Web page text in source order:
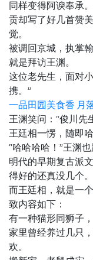
同样变得阿谀奉承
贡却写了好几首赞
觉。
被调回京城，执掌
就是拜访王渊。
这位老先生，面对
携。”
一品田园美食香 月
王渊笑问：“俊川先
王廷相一愣，随即
“哈哈哈哈！”王渊也
明代的早期复古派
得好的还真没几个。
而王廷相，就是一
致内容如下：
有一种猫形同狮子
家里曾经养过几只
欢。